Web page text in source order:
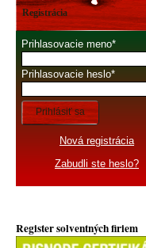
Registrácia
Prihlasovacie meno
Prihlasovacie heslo
Prihlásiť sa
Nová registrácia
Zabudli ste heslo?
Register solventných firiem